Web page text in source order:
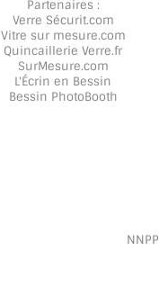
Partenaires :
Verre Sécurit.com
Vitre sur mesure.com
Quincaillerie Verre.fr
SurMesure.com
L'Écrin en Bessin
Bessin PhotoBooth